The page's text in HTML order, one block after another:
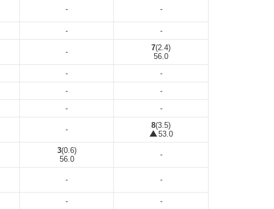
- -
- -
- 7(2.4)
56.0
- -
- -
- -
- 8(3.5)
53.0
3(0.6)
56.0
-
- -
- -